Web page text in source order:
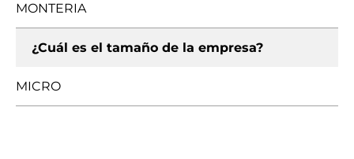
MONTERIA
¿Cuál es el tamaño de la empresa?
MICRO